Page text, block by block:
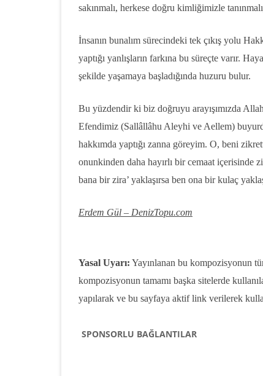
sakınmalı, herkese doğru kimliğimizle
İnsanın bunalım sürecindeki tek çıkış yolu
yaptığı yanlışların farkına bu süreçte varır.
şekilde yaşamaya başladığında huzuru bulur.
Bu yüzdendir ki biz doğruyu arayışımızda
Efendimiz (Sallâllâhu Aleyhi ve Aellem)
hakkımda yaptığı zanna göreyim. O, beni
onunkinden daha hayırlı bir cemaat içerisinde
bana bir zira’ yaklaşırsa ben ona bir kulaç
Erdem Gül – DenizTopu.com
Yasal Uyarı: Yayınlanan bu kompozisyonun
kompozisyonun tamamı başka sitelerde
yapılarak ve bu sayfaya aktif link verilerek
SPONSORLU BAĞLANTILAR